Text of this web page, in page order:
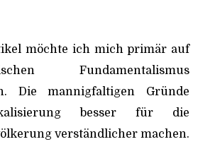
möchte ich mich primär auf
Fundamentalismus
Die mannigfaltigen Gründe
besser für die
verständlicher machen.